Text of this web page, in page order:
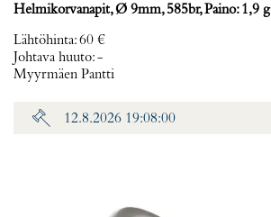
Helmikorvanapit, Ø 9mm, 585br, Paino: 1,9 g
Lähtöhinta:60 €
Johtava huuto:-
Myyrmäen Pantti
12.8.2026 19:08:00